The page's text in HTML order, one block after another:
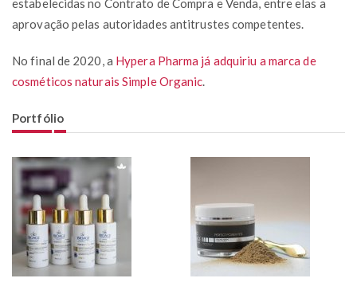
aprovação pelas autoridades antitrustes competentes.
No final de 2020, a Hypera Pharma já adquiriu a marca de
cosméticos naturais Simple Organic
Portfólio